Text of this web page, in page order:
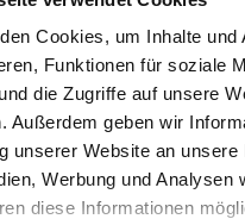
Cookies, um Inhalte und
Funktionen für soziale
die Zugriffe auf unsere
Außerdem geben wir
unserer Website an unsere
Werbung und Analysen
diese Informationen
Schattenspender das
ausgesetzt. Egal ob
Regen und Schnee in Herbst
von hochwertigen
Einzelfälle, treffen Sie aber
wenn der Sonnenschutz
streikt.